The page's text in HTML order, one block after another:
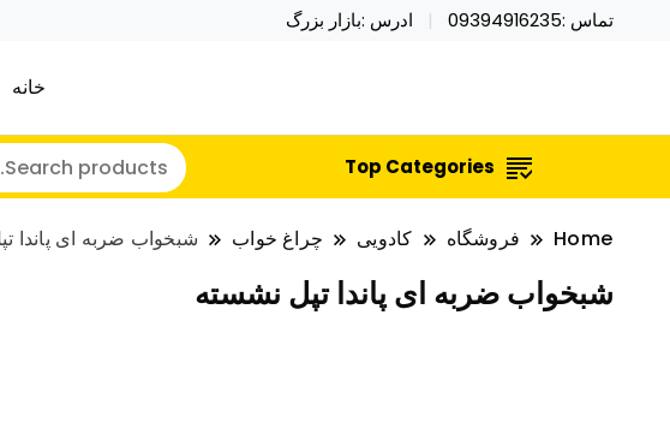
تماس :09394916235 ادرس :بازار بزرگ
نایکر توی فروش عمده لوازم هالووین ولن
خرید محصولات خاص فیجت اسباب بازی تراول ماگ نایکر توی
خانه
Top Categories
Home فروشگاه کادویی چراغ خواب شبخواب ضربه ای پاندا
شبخواب ضربه ای پاندا تپل نشسته